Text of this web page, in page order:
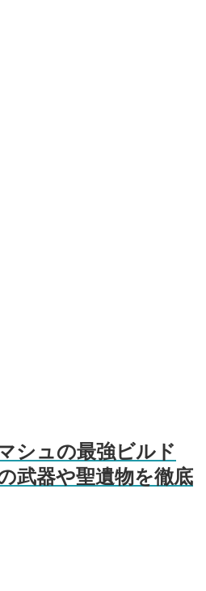
シュの最強ビルド
武器や聖遺物を徹底